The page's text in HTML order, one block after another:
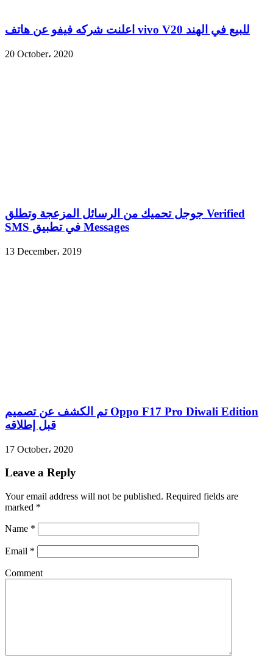
اعلنت شركه فيفو عن هاتف vivo V20 للبيع في الهند
20 October، 2020
جوجل تحميك من الرسائل المزعجة وتطلق Verified
SMS في تطبيق Messages
13 December، 2019
تم الكشف عن تصميم Oppo F17 Pro Diwali Edition
قبل إطلاقه
17 October، 2020
Leave a Reply
Your email address will not be published. Required fields are
marked *
Name *
Email *
Comment